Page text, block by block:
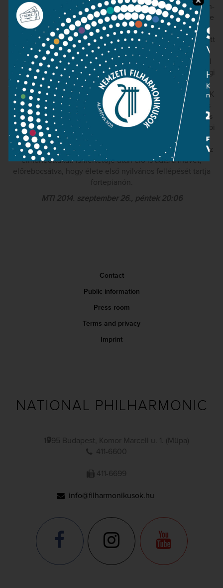
hogy a könyvtár zeneműtárában a világ legnagyobb Haydn-
gyűjteményét őrzik, és a bécsi klasszikát általában tekintve
is jelentősnek mondható a gyűjtemény.
Tüske László közölte: reményei szerint még karácsony előtt
közös hasonmás kiadást jelentethetnek meg a salzburgi
Mozarteummal, ahol a szonáta kéziratának eddig egyedül
ismert részét, utolsó lapját őrzik. Az A-dúr szonáta salzburgi
kéziratlapját Ulrich Leisinger, a Mozarteum kutatási
igazgatója mutatta be előadásában. Mikusi Balázs, az OSZK
Zeneműtárának vezetője, a kézirat felfedezője Mozart és
Magyarország kapcsolatát elemezve hangoztatta: a szoros
szálak ismeretében egyáltalán nem lenne csoda, ha további
kéziratok bukkannának fel a zeneszerzőtől. Kocsis Zoltán
zongoraművész, aki a billentyűknél ülve demonstrálta is az
elmondottakat. Ismertetője után elő is adta a művet,
előrebocsátva, hogy élete első nyilvános fellépését tartja
fortepianón.
MTI 2014. szeptember 26., péntek 20:06
Contact
Public information
Press room
Terms and privacy
Imprint
NATIONAL PHILHARMONIC
1095 Budapest, Komor Marcell u. 1. (Müpa)
411-6600
411-6699
info@filharmonikusok.hu